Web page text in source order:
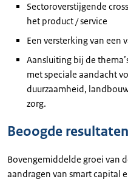
Sectoroverstijgende
het product / service
Een versterking van een
Aansluiting bij de
met speciale aandacht
duurzaamheid,
zorg.
Beoogde resultaten
Bovengemiddelde groei van
aandragen van smart capital